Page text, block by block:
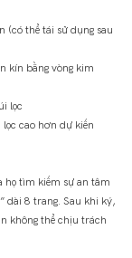
(có thể tái sử dụng sau
kín bằng vòng kim
lọc
cao hơn dự kiến
họ tìm kiếm sự an tâm
dài 8 trang. Sau khi ký,
không thể chịu trách